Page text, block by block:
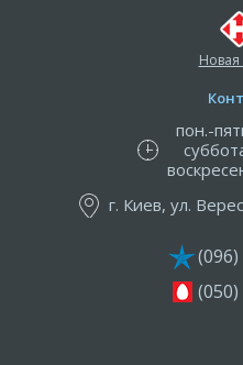
Новая
пон.-
г. Киев, ул.
(096)
(050)